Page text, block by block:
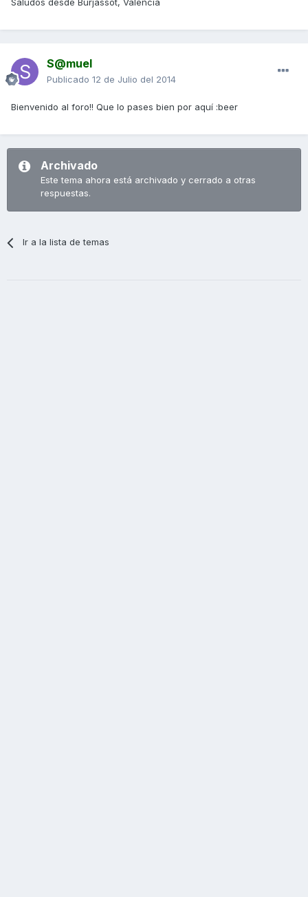
Saludos desde Burjassot, Valencia
S@muel
Publicado 12 de Julio del 2014
Bienvenido al foro!! Que lo pases bien por aquí :beer
Archivado
Este tema ahora está archivado y cerrado a otras
respuestas.
Ir a la lista de temas